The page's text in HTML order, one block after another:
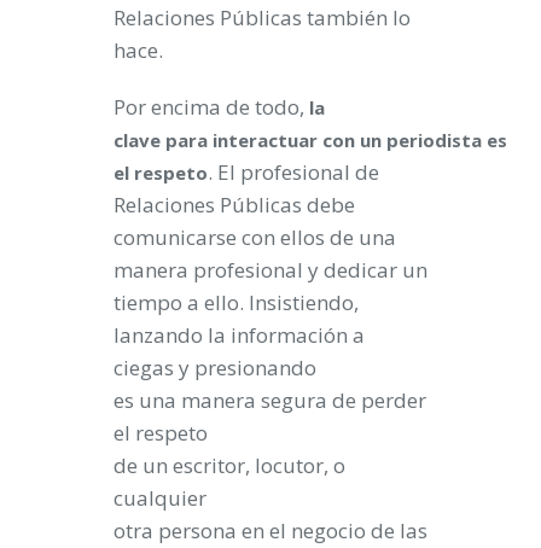
Relaciones Públicas también lo
hace.
Por encima de todo, la
clave para interactuar con un periodista es
el respeto. El profesional de
Relaciones Públicas debe
comunicarse con ellos de una
manera profesional y dedicar un
tiempo a ello. Insistiendo,
lanzando la información a
ciegas y presionando
es una manera segura de perder
el respeto
de un escritor, locutor, o
cualquier
otra persona en el negocio de las